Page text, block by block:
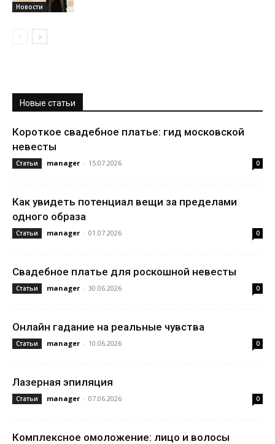
Новости
Новые статьи
Короткое свадебное платье: гид московской
невесты
Статьи manager - 15.07.2026 0
Как увидеть потенциал вещи за пределами
одного образа
Статьи manager - 01.07.2026 0
Свадебное платье для роскошной невесты
Статьи manager - 30.06.2026 0
Онлайн гадание на реальные чувства
Статьи manager - 10.06.2026 0
Лазерная эпиляция
Статьи manager - 07.06.2026 0
Комплексное омоложение: лицо и волосы